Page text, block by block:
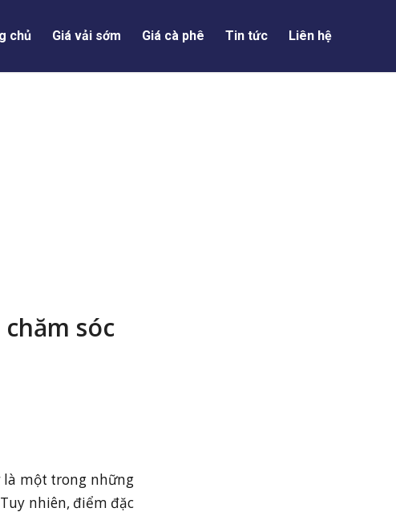
chủ Giá vải sớm Giá cà phê Tin tức Liên hệ
sóc
là một trong những
nhiên, điểm đặc